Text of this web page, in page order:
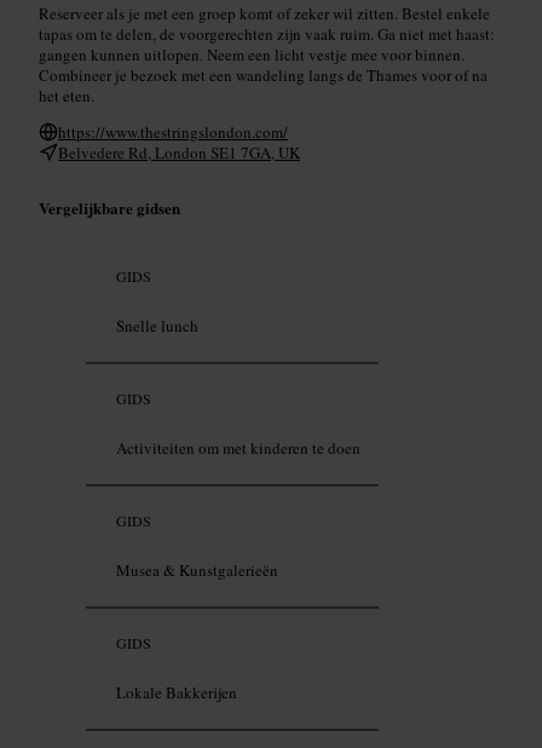
Reserveer als je met een groep komt of zeker wil zitten. Bestel enkele
tapas om te delen, de voorgerechten zijn vaak ruim. Ga niet met haast:
gangen kunnen uitlopen. Neem een licht vestje mee voor binnen.
Combineer je bezoek met een wandeling langs de Thames voor of na
het eten.
https://www.thestringslondon.com/
Belvedere Rd, London SE1 7GA, UK
Vergelijkbare gidsen
GIDS
Snelle lunch
GIDS
Activiteiten om met kinderen te doen
GIDS
Musea & Kunstgalerieën
GIDS
Lokale Bakkerijen